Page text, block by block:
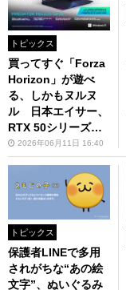
トピックス
買ってすぐ「Forza
Horizon」が遊べ
る、しかもヌルヌ
ル 日本エイサー、
RTX 50シリーズ搭
載の新ゲーミングノ
ート
2026年06月11日 16:40
トピックス
保護者LINEで多用
されがちな“あの絵
文字”、ぬいぐるみ